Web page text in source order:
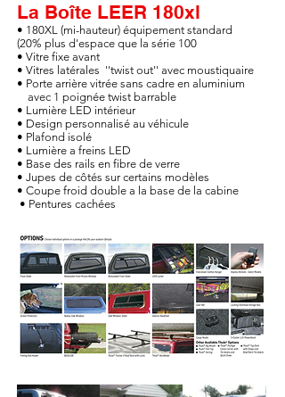
La Boîte LEER 180xl
• 180XL (mi-hauteur) équipement standard
(20% plus d'espace que la série 100
• Vitre fixe avant
• Vitres latérales ''twist out'' avec moustiquaire
• Porte arrière vitrée sans cadre en aluminium
avec 1 poignée twist barrable
• Lumière LED intérieur
• Design personnalisé au véhicule
• Plafond isolé
• Lumière a freins LED
• Base des rails en fibre de verre
• Jupes de côtés sur certains modèles
• Coupe froid double a la base de la cabine
• Pentures cachées